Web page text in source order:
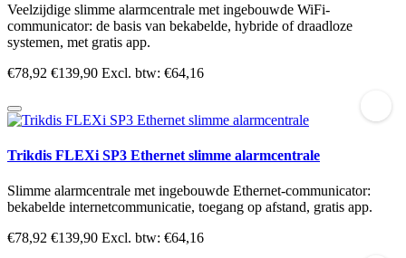
Veelzijdige slimme alarmcentrale met ingebouwde WiFi-
communicator: de basis van bekabelde, hybride of draadloze
systemen, met gratis app.
€78,92 €139,90 Excl. btw: €64,16
Trikdis FLEXi SP3 Ethernet slimme alarmcentrale
Slimme alarmcentrale met ingebouwde Ethernet-communicator:
bekabelde internetcommunicatie, toegang op afstand, gratis app.
€78,92 €139,90 Excl. btw: €64,16